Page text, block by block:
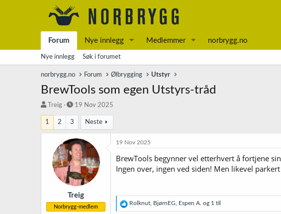
Forum Nye innlegg Medlemmer norbrygg.no
Nye innlegg Søk i forumet
norbrygg.no Forum Ølbrygging Utstyr
BrewTools som egen Utstyrs-tråd
T
r
å
d
Treig
S
r
t
d
a
t
o
19 Nov 2025
1 2 3 Neste
Treig
Norbrygg-medlem
19 Nov 2025
BrewTools begynner vel etterhvert å fortjene
Ingen over, ingen ved siden! Men likevel
R
e
Rolknut BjørnEG Espen A. og 1 til